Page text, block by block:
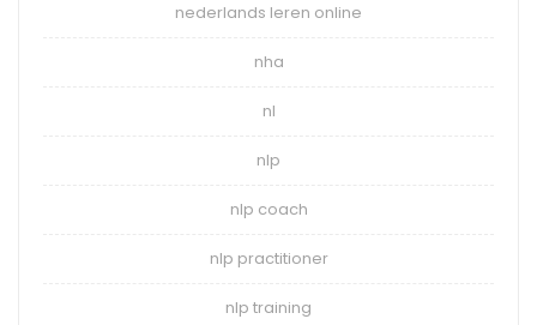
nederlands leren online
nha
nl
nlp
nlp coach
nlp practitioner
nlp training